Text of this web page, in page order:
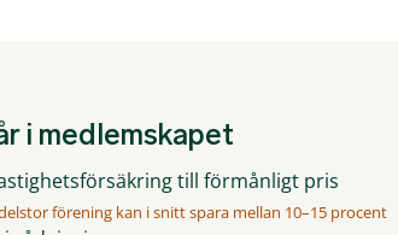
i medlemskapet
till förmånligt pris
förening kan i snitt spara mellan 10–15 procent